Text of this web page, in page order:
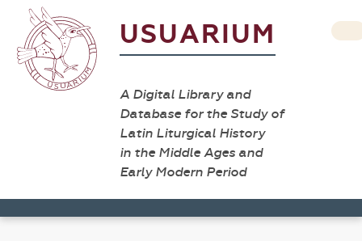
USUARIUM
A Digital Library and
Database for the Study of
Latin Liturgical History
in the Middle Ages and
Early Modern Period